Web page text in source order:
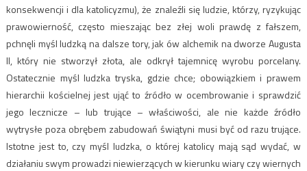
konsekwencji i dla katolicyzmu), że znaleźli się ludzie, którzy, ryzykując
prawowierność, często mieszając bez złej woli prawdę z fałszem,
pchnęli myśl ludzką na dalsze tory, jak ów alchemik na dworze Augusta
II, który nie stworzył złota, ale odkrył tajemnicę wyrobu porcelany.
Ostatecznie myśl ludzka tryska, gdzie chce; obowiązkiem i prawem
hierarchii kościelnej jest ująć to źródło w ocembrowanie i sprawdzić
jego lecznicze – lub trujące – właściwości, ale nie każde źródło
wytrysłe poza obrębem zabudowań świątyni musi być od razu trujące.
Istotne jest to, czy myśl ludzka, o której katolicy mają sąd wydać, w
działaniu swym prowadzi niewierzących w kierunku wiary czy wiernych